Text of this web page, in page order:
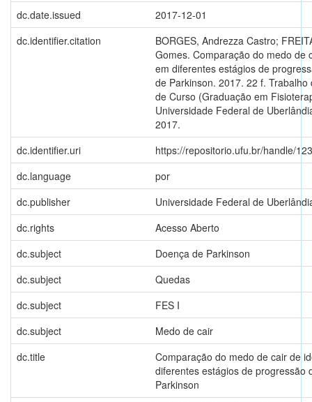
dc.date.issued
2017-12-01
dc.identifier.citation
BORGES, Andrezza Castro;
Gomes. Comparação do medo de
em diferentes estágios de
de Parkinson. 2017. 22 f. Trabalho
de Curso (Graduação em
Universidade Federal de
2017.
dc.identifier.uri
https://repositorio.ufu.br/handle/
dc.language
por
dc.publisher
Universidade Federal de
dc.rights
Acesso Aberto
dc.subject
Doença de Parkinson
dc.subject
Quedas
dc.subject
FES I
dc.subject
Medo de cair
dc.title
Comparação do medo de cair de
diferentes estágios de progressão
Parkinson